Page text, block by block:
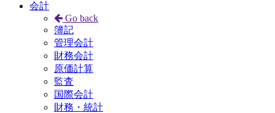
会計
Go back
簿記
管理会計
財務会計
原価計算
監査
国際会計
財務・統計